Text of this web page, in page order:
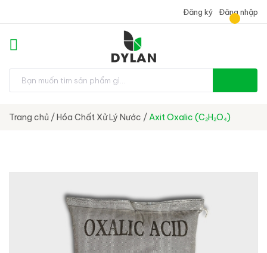
Đăng ký Đăng nhập
Trang chủ /Hóa Chất Xử Lý Nước /Axit Oxalic (C₂H₂O₄)